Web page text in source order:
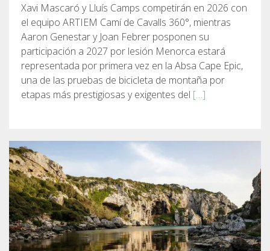
Xavi Mascaró y Lluís Camps competirán en 2026 con
el equipo ARTIEM Camí de Cavalls 360°, mientras
Aaron Genestar y Joan Febrer posponen su
participación a 2027 por lesión Menorca estará
representada por primera vez en la Absa Cape Epic,
una de las pruebas de bicicleta de montaña por
etapas más prestigiosas y exigentes del […]